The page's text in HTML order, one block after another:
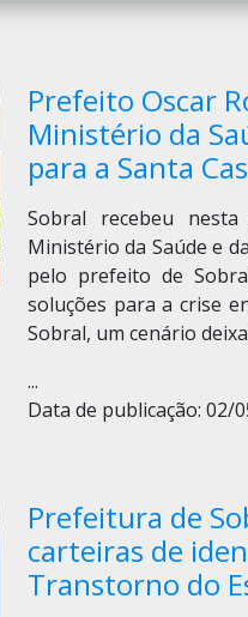
Prefeito Oscar
Ministério da
para a Santa
Sobral recebeu
Ministério da Saúde e
pelo prefeito de
soluções para a crise
Sobral, um cenário
...
Data de publicação: 02/
Prefeitura de
carteiras de
Transtorno do